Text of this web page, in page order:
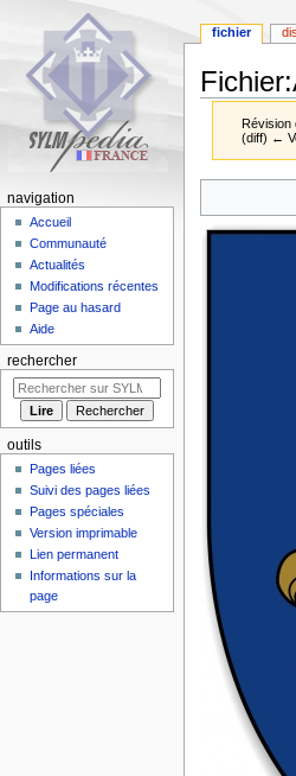
Fichier:
Révision
(diff) ←
à
la
à
la
fichier
navigation
Accueil
Communauté
Actualités
Modifications récentes
Page au hasard
Aide
rechercher
outils
Pages liées
Suivi des pages liées
Pages spéciales
Version imprimable
Lien permanent
Informations sur la
page